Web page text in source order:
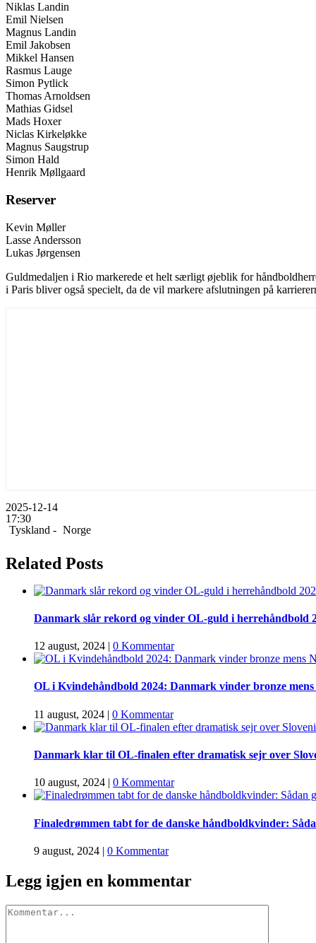
Niklas Landin
Emil Nielsen
Magnus Landin
Emil Jakobsen
Mikkel Hansen
Rasmus Lauge
Simon Pytlick
Thomas Arnoldsen
Mathias Gidsel
Mads Hoxer
Niclas Kirkeløkke
Magnus Saugstrup
Simon Hald
Henrik Møllgaard
Reserver
Kevin Møller
Lasse Andersson
Lukas Jørgensen
Guldmedaljen i Rio markerede et helt særligt øjeblik for
i Paris bliver også specielt, da de vil markere afslutningen på
2025-12-14
17:30
Tyskland - Norge
Related Posts
Danmark slår rekord og vinder OL-guld i herrehåndbold
12 august, 2024 | 0 Kommentar
OL i Kvindehåndbold 2024: Danmark vinder bronze
11 august, 2024 | 0 Kommentar
Danmark klar til OL-finalen efter dramatisk sejr over
10 august, 2024 | 0 Kommentar
Finaledrømmen tabt for de danske håndboldkvinder:
9 august, 2024 | 0 Kommentar
Legg igjen en kommentar
Comment